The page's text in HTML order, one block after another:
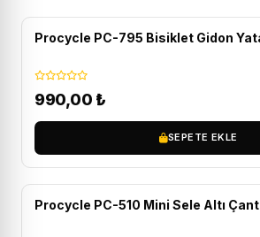
Procycle PC-795 Bisiklet Gidon
990,00 ₺
SEPETE EKLE
Procycle PC-510 Mini Sele Altı